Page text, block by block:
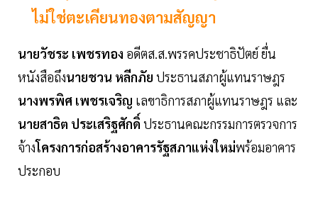
ไม่ใช่ตะเคียนทองตามสัญญา
นายวัชระ เพชรทอง อดีตส.ส.พรรคประชาธิปัตย์ ยื่น
หนังสือถึงนายชวน หลีกภัย ประธานสภาผู้แทนราษฎร
นางพรพิศ เพชรเจริญ เลขาธิการสภาผู้แทนราษฎร และ
นายสาธิต ประเสริฐศักดิ์ ประธานคณะกรรมการตรวจการ
จ้างโครงการก่อสร้างอาคารรัฐสภาแห่งใหม่พร้อมอาคาร
ประกอบ